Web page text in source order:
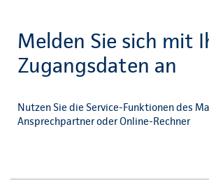
Melden Sie sich mit
Zugangsdaten an
Nutzen Sie die Service-Funktionen des
Ansprechpartner oder Online-Rechner